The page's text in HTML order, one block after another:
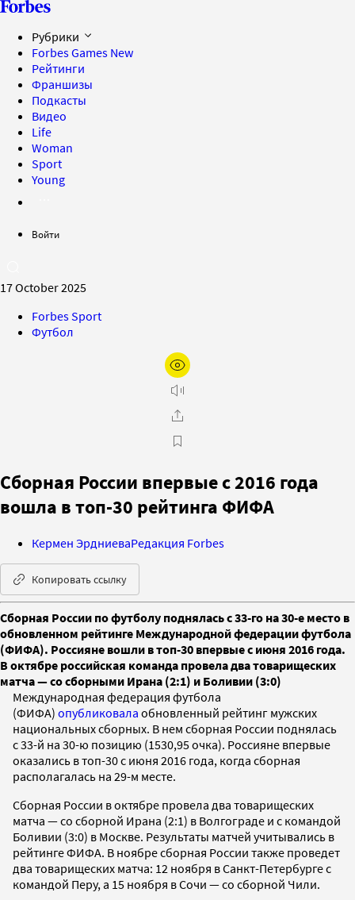
Рубрики
Forbes Games New
Рейтинги
Франшизы
Подкасты
Видео
Life
Woman
Sport
Young
Войти
17 October 2025
Forbes Sport
Футбол
Сборная России впервые с 2016 года
вошла в топ-30 рейтинга ФИФА
Кермен ЭрдниеваРедакция Forbes
Копировать ссылку
Сборная России по футболу поднялась с 33-го на 30-е место в
обновленном рейтинге Международной федерации футбола
(ФИФА). Россияне вошли в топ-30 впервые с июня 2016 года.
В октябре российская команда провела два товарищеских
матча — со сборными Ирана (2:1) и Боливии (3:0)
Международная федерация футбола
(ФИФА) опубликовала обновленный рейтинг мужских
национальных сборных. В нем сборная России поднялась
с 33-й на 30-ю позицию (1530,95 очка). Россияне впервые
оказались в топ-30 с июня 2016 года, когда сборная
располагалась на 29-м месте.
Сборная России в октябре провела два товарищеских
матча — со сборной Ирана (2:1) в Волгограде и с командой
Боливии (3:0) в Москве. Результаты матчей учитывались в
рейтинге ФИФА. В ноябре сборная России также проведет
два товарищеских матча: 12 ноября в Санкт-Петербурге с
командой Перу, а 15 ноября в Сочи — со сборной Чили.